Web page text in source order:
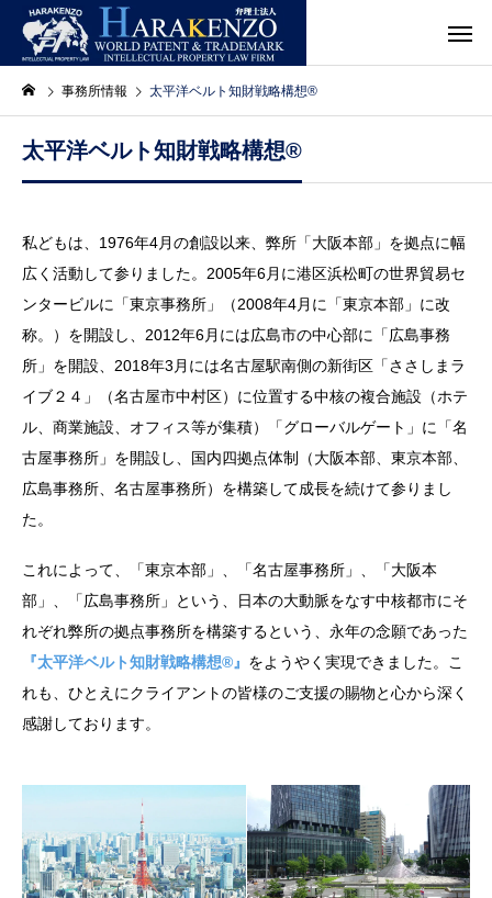
事務所情報 太平洋ベルト知財戦略構想®
太平洋ベルト知財戦略構想®
私どもは、1976年4月の創設以来、弊所「大阪本部」を拠点に幅
広く活動して参りました。2005年6月に港区浜松町の世界貿易セ
ンタービルに「東京事務所」（2008年4月に「東京本部」に改
称。）を開設し、2012年6月には広島市の中心部に「広島事務
所」を開設、2018年3月には名古屋駅南側の新街区「ささしまラ
イブ２４」（名古屋市中村区）に位置する中核の複合施設（ホテ
ル、商業施設、オフィス等が集積）「グローバルゲート」に「名
古屋事務所」を開設し、国内四拠点体制（大阪本部、東京本部、
広島事務所、名古屋事務所）を構築して成長を続けて参りまし
た。
これによって、「東京本部」、「名古屋事務所」、「大阪本
部」、「広島事務所」という、日本の大動脈をなす中核都市にそ
れぞれ弊所の拠点事務所を構築するという、永年の念願であった
『太平洋ベルト知財戦略構想®』 をようやく実現できました。こ
れも、ひとえにクライアントの皆様のご支援の賜物と心から深く
感謝しております。